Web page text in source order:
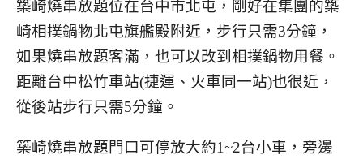
築崎燒串放題位在台中市北屯，剛好在集團的築
崎相撲鍋物北屯旗艦殿附近，步行只需3分鐘，
如果燒串放題客滿，也可以改到相撲鍋物用餐。
距離台中松竹車站(捷運、火車同一站)也很近，
從後站步行只需5分鐘。
築崎燒串放題門口可停放大約1~2台小車，旁邊